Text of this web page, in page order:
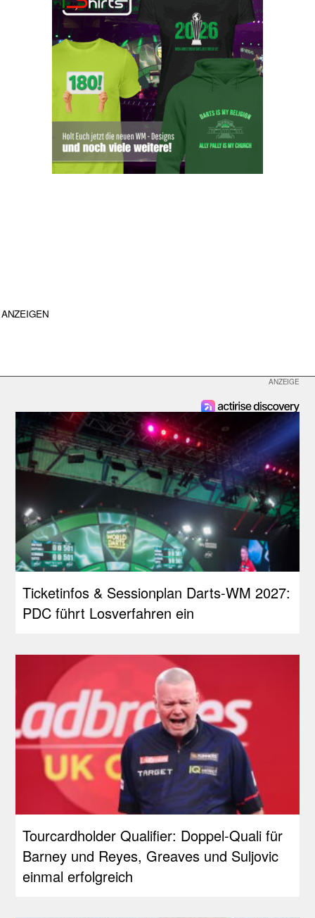
ANZEIGEN
Ticketinfos & Sessionplan Darts-WM 2027:
PDC führt Losverfahren ein
Tourcardholder Qualifier: Doppel-Quali für
Barney und Reyes, Greaves und Suljovic
einmal erfolgreich